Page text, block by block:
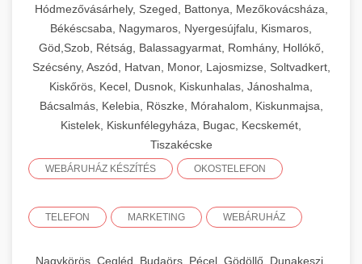
Hódmezővásárhely, Szeged, Battonya, Mezőkovácsháza,
Békéscsaba, Nagymaros, Nyergesújfalu, Kismaros,
Göd,Szob, Rétság, Balassagyarmat, Romhány, Hollókő,
Szécsény, Aszód, Hatvan, Monor, Lajosmizse, Soltvadkert,
Kiskőrös, Kecel, Dusnok, Kiskunhalas, Jánoshalma,
Bácsalmás, Kelebia, Röszke, Mórahalom, Kiskunmajsa,
Kistelek, Kiskunfélegyháza, Bugac, Kecskemét,
Tiszakécske
WEBÁRUHÁZ KÉSZÍTÉS OKOSTELEFON
TELEFON MARKETING WEBÁRUHÁZ
Nagykörös, Cegléd, Budaörs, Pécel, Gödöllő, Dunakeszi,